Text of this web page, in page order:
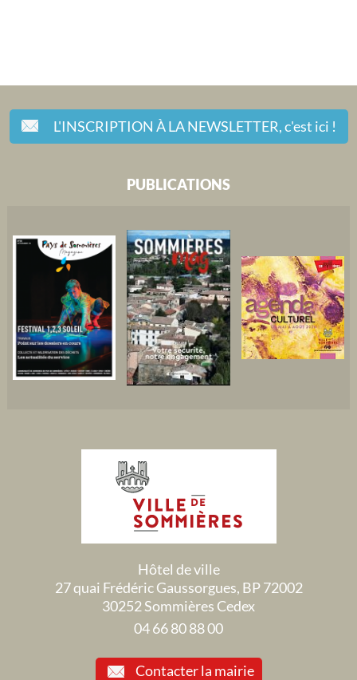
L'INSCRIPTION À LA NEWSLETTER,c'est ici !
PUBLICATIONS
Hôtel de ville
27 quai Frédéric Gaussorgues, BP 72002
30252 Sommières Cedex
04 66 80 88 00
Contacter la mairie